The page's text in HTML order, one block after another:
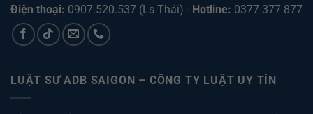
Điện thoại: 0907.520.537 (Ls Thái) - Hotline: 0377 377 877
LUẬT SƯ ADB SAIGON – CÔNG TY LUẬT UY TÍN